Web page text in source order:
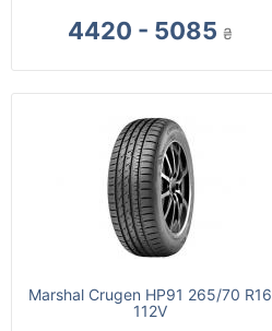
4420 - 5085 ₴
Marshal Crugen HP91 265/70 R16
112V